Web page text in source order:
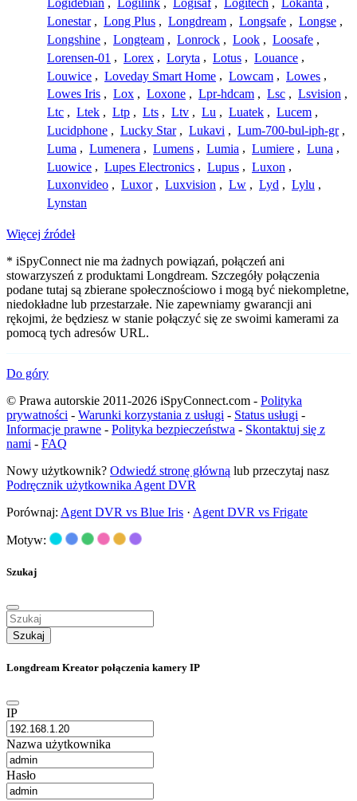
Logidebian , Logilink , Logisaf , Logitech , Lokanta ,
Lonestar , Long Plus , Longdream , Longsafe , Longse ,
Longshine , Longteam , Lonrock , Look , Loosafe ,
Lorensen-01 , Lorex , Loryta , Lotus , Louance ,
Louwice , Loveday Smart Home , Lowcam , Lowes ,
Lowes Iris , Lox , Loxone , Lpr-hdcam , Lsc , Lsvision ,
Ltc , Ltek , Ltp , Lts , Ltv , Lu , Luatek , Lucem ,
Lucidphone , Lucky Star , Lukavi , Lum-700-bul-iph-gr ,
Luma , Lumenera , Lumens , Lumia , Lumiere , Luna ,
Luowice , Lupes Electronics , Lupus , Luxon ,
Luxonvideo , Luxor , Luxvision , Lw , Lyd , Lylu ,
Lynstan
Więcej źródeł
* iSpyConnect nie ma żadnych powiązań, połączeń ani
stowarzyszeń z produktami Longdream. Szczegóły połączenia
podane tutaj są zbierane społecznościowo i mogą być niekompletne,
niedokładne lub przestarzałe. Nie zapewniamy gwarancji ani
rękojmi, że będziesz w stanie połączyć się ze swoimi kamerami za
pomocą tych adresów URL.
Do góry
© Prawa autorskie 2011-2026 iSpyConnect.com - Polityka
prywatności - Warunki korzystania z usługi - Status usługi -
Informacje prawne - Polityka bezpieczeństwa - Skontaktuj się z
nami - FAQ
Nowy użytkownik? Odwiedź stronę główną lub przeczytaj nasz
Podręcznik użytkownika Agent DVR
Porównaj: Agent DVR vs Blue Iris · Agent DVR vs Frigate
Motyw:
Szukaj
Szukaj
Longdream Kreator połączenia kamery IP
IP
Nazwa użytkownika
Hasło